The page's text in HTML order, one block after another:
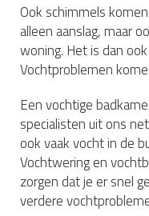
Ook schimmels
alleen aanslag, maar
woning. Het is dan
Vochtproblemen
Een vochtige
specialisten uit ons
ook vaak vocht in de
Vochtwering en
zorgen dat je er snel
verdere